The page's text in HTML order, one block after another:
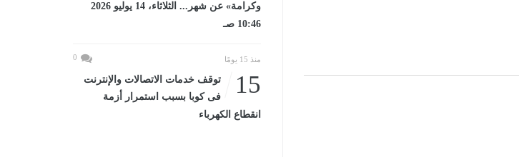
وكرامة» عن شهر... الثلاثاء، 14 يوليو 2026
10:46 صـ
منذ 15 يومًا 0
15
توقف خدمات الاتصالات والإنترنت
فى كوبا بسبب استمرار أزمة
انقطاع الكهرباء